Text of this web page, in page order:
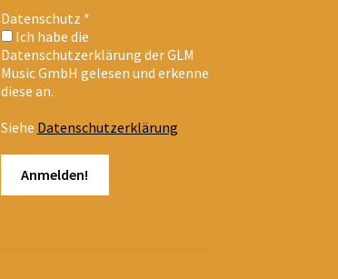
Datenschutz *
Ich habe die
Datenschutzerklärung der GLM
Music GmbH gelesen und erkenne
diese an.
Siehe Datenschutzerklärung